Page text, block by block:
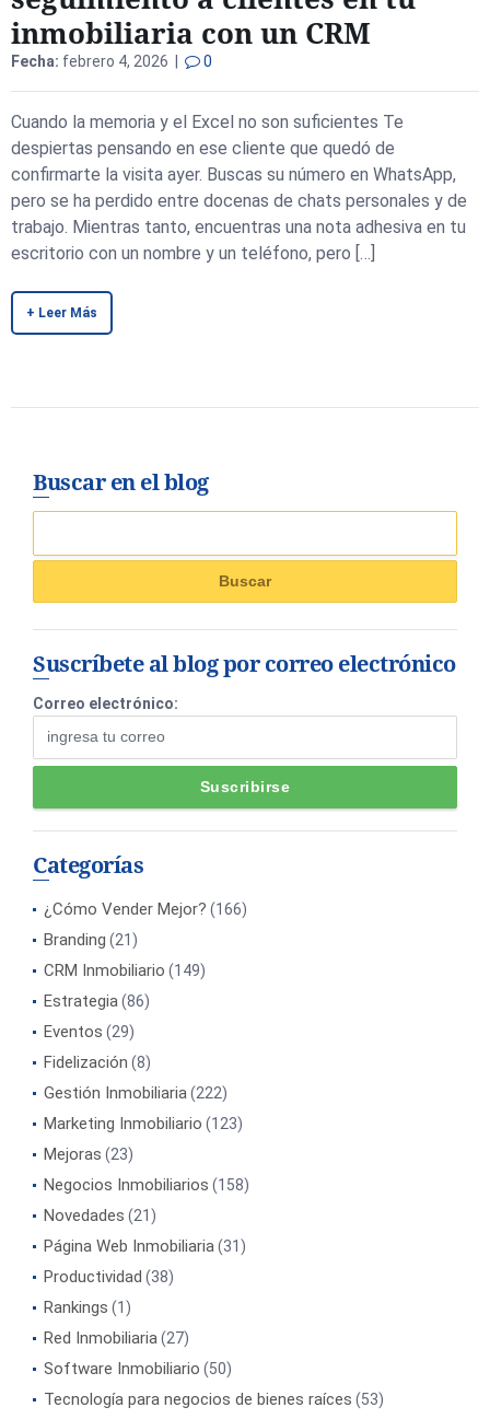
inmobiliaria con un CRM
Fecha: febrero 4, 2026 | 0
Cuando la memoria y el Excel no son suficientes Te
despiertas pensando en ese cliente que quedó de
confirmarte la visita ayer. Buscas su número en WhatsApp,
pero se ha perdido entre docenas de chats personales y de
trabajo. Mientras tanto, encuentras una nota adhesiva en tu
escritorio con un nombre y un teléfono, pero […]
+ Leer Más
Buscar en el blog
Suscríbete al blog por correo electrónico
Correo electrónico:
Categorías
¿Cómo Vender Mejor? (166)
Branding (21)
CRM Inmobiliario (149)
Estrategia(86)
Eventos (29)
Fidelización (8)
Gestión Inmobiliaria(222)
Marketing Inmobiliario (123)
Mejoras (23)
Negocios Inmobiliarios (158)
Novedades (21)
Página Web Inmobiliaria(31)
Productividad (38)
Rankings (1)
Red Inmobiliaria(27)
Software Inmobiliario (50)
Tecnología para negocios de bienes raíces (53)